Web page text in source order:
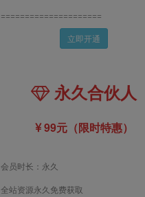
=====================
立即开通
永久合伙人
99元（限时特惠）
会员时长：永久
全站资源永久免费获取